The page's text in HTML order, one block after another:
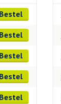
Bestel
Bestel
Bestel
Bestel
Bestel